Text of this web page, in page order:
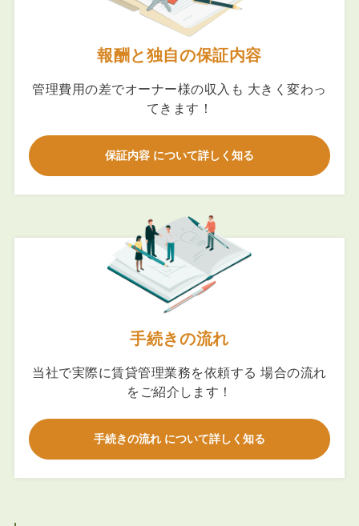
報酬と独自の保証内容
管理費用の差でオーナー様の収入も 大きく変わっ
てきます！
保証内容 について詳しく知る
手続きの流れ
当社で実際に賃貸管理業務を依頼する 場合の流れ
をご紹介します！
手続きの流れ について詳しく知る